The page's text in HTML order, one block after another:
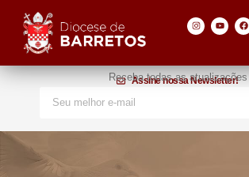
Assine nossa Newsletter!
Receba todas as atualizações